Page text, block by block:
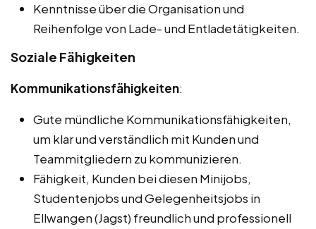
Kenntnisse über die Organisation und
Reihenfolge von Lade- und Entladetätigkeiten.
Soziale Fähigkeiten
Kommunikationsfähigkeiten:
Gute mündliche Kommunikationsfähigkeiten,
um klar und verständlich mit Kunden und
Teammitgliedern zu kommunizieren.
Fähigkeit, Kunden bei diesen Minijobs,
Studentenjobs und Gelegenheitsjobs in
Ellwangen (Jagst) freundlich und professionell